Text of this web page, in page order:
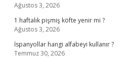
Ağustos 3, 2026
1 haftalık pişmiş köfte yenir mi ?
Ağustos 3, 2026
İspanyollar hangi alfabeyi kullanır ?
Temmuz 30, 2026